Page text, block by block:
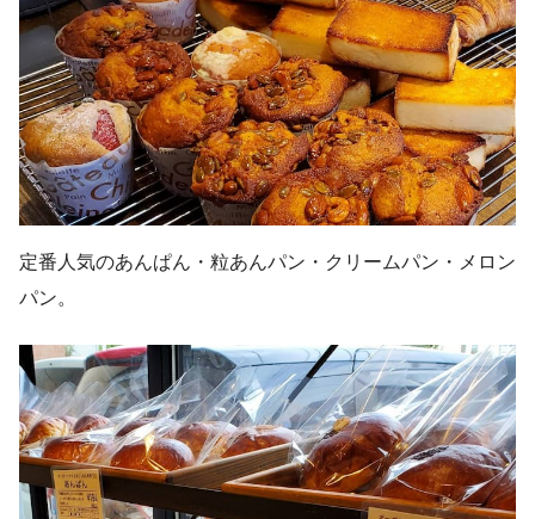
定番人気のあんぱん・粒あんパン・クリームパン・メロン
パン。